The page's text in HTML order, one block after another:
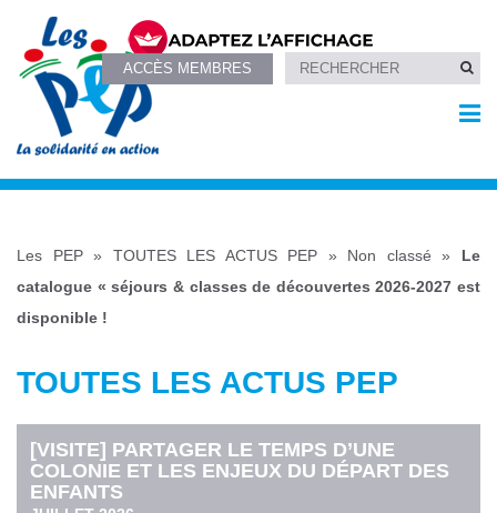
ACCÈS MEMBRES
Les PEP» TOUTES LES ACTUS PEP » Non classé » Le
catalogue « séjours & classes de découvertes 2026-2027 est
disponible !
TOUTES LES ACTUS PEP
[VISITE] PARTAGER LE TEMPS D’UNE
COLONIE ET LES ENJEUX DU DÉPART DES
ENFANTS